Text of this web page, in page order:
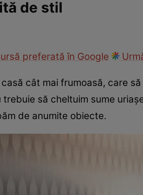
de stil
preferată în Google
cât mai frumoasă, care
trebuie să cheltuim sume
de anumite obiecte.